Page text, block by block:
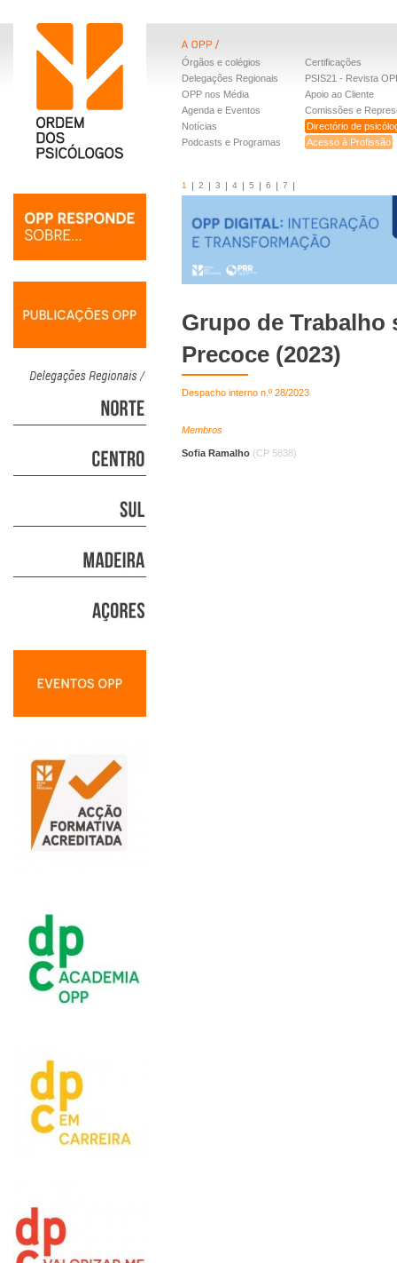
Órgãos e colégios
Delegações Regionais
OPP nos Média
Agenda e Eventos
Notícias
Podcasts e Programas
Certificações
PSIS21 - Revista
Apoio ao Cliente
Comissões e
Directório de
Acesso à Profissão
1 2 3 4 5 6 7
Grupo de Trabalho
Precoce (2023)
Despacho interno n.º 28/2023
Membros
Sofia Ramalho (CP 5838)